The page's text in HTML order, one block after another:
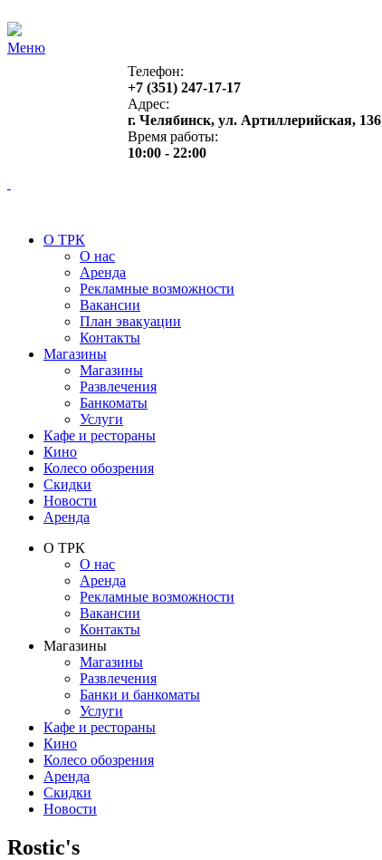
Меню
Телефон:
+7 (351) 247-17-17
Адрес:
г. Челябинск, ул. Артиллерийская, 136
Время работы:
10:00 - 22:00
О ТРК
О нас
Аренда
Рекламные возможности
Вакансии
План эвакуации
Контакты
Магазины
Магазины
Развлечения
Банкоматы
Услуги
Кафе и рестораны
Кино
Колесо обозрения
Скидки
Новости
Аренда
О ТРК
О нас
Аренда
Рекламные возможности
Вакансии
Контакты
Магазины
Магазины
Развлечения
Банки и банкоматы
Услуги
Кафе и рестораны
Кино
Колесо обозрения
Аренда
Скидки
Новости
Rostic's